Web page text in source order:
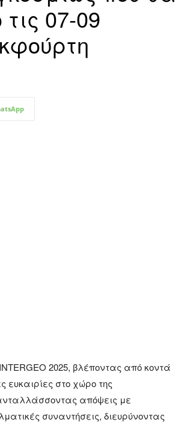
07-09
2025, βλέποντας από κοντά
ευκαιρίες στο χώρο της
απόψεις με
συναντήσεις, διευρύνοντας